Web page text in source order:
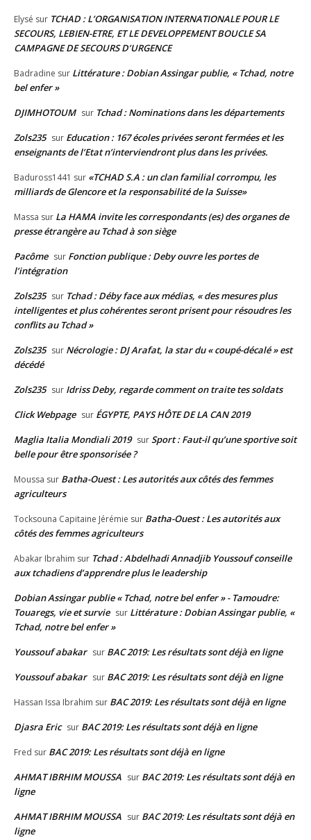
Elysé sur TCHAD : L’ORGANISATION INTERNATIONALE POUR LE
SECOURS, LEBIEN-ETRE, ET LE DEVELOPPEMENT BOUCLE SA
CAMPAGNE DE SECOURS D’URGENCE
Badradine sur Littérature : Dobian Assingar publie, « Tchad, notre
bel enfer »
DJIMHOTOUM sur Tchad : Nominations dans les départements
Zols235 sur Education : 167 écoles privées seront fermées et les
enseignants de l’Etat n’interviendront plus dans les privées.
Baduross1441 sur «TCHAD S.A : un clan familial corrompu, les
milliards de Glencore et la responsabilité de la Suisse»
Massa sur La HAMA invite les correspondants (es) des organes de
presse étrangère au Tchad à son siège
Pacôme sur Fonction publique : Deby ouvre les portes de
l’intégration
Zols235 sur Tchad : Déby face aux médias, « des mesures plus
intelligentes et plus cohérentes seront prisent pour résoudres les
conflits au Tchad »
Zols235 sur Nécrologie : DJ Arafat, la star du « coupé-décalé » est
décédé
Zols235 sur Idriss Deby, regarde comment on traite tes soldats
Click Webpage sur ÉGYPTE, PAYS HÔTE DE LA CAN 2019
Maglia Italia Mondiali 2019 surSport : Faut-il qu’une sportive soit
belle pour être sponsorisée ?
Moussa sur Batha-Ouest : Les autorités aux côtés des femmes
agriculteurs
Tocksouna Capitaine Jérémie sur Batha-Ouest : Les autorités aux
côtés des femmes agriculteurs
Abakar Ibrahim sur Tchad : Abdelhadi Annadjib Youssouf conseille
aux tchadiens d’apprendre plus le leadership
Dobian Assingar publie « Tchad, notre bel enfer » - Tamoudre:
Touaregs, vie et survie sur Littérature : Dobian Assingar publie, «
Tchad, notre bel enfer »
Youssouf abakar sur BAC 2019: Les résultats sont déjà en ligne
Youssouf abakar sur BAC 2019: Les résultats sont déjà en ligne
Hassan Issa Ibrahim sur BAC 2019: Les résultats sont déjà en ligne
Djasra Eric sur BAC 2019: Les résultats sont déjà en ligne
Fred sur BAC 2019: Les résultats sont déjà en ligne
AHMAT IBRHIM MOUSSA sur BAC 2019: Les résultats sont déjà en
ligne
AHMAT IBRHIM MOUSSA sur BAC 2019: Les résultats sont déjà en
ligne